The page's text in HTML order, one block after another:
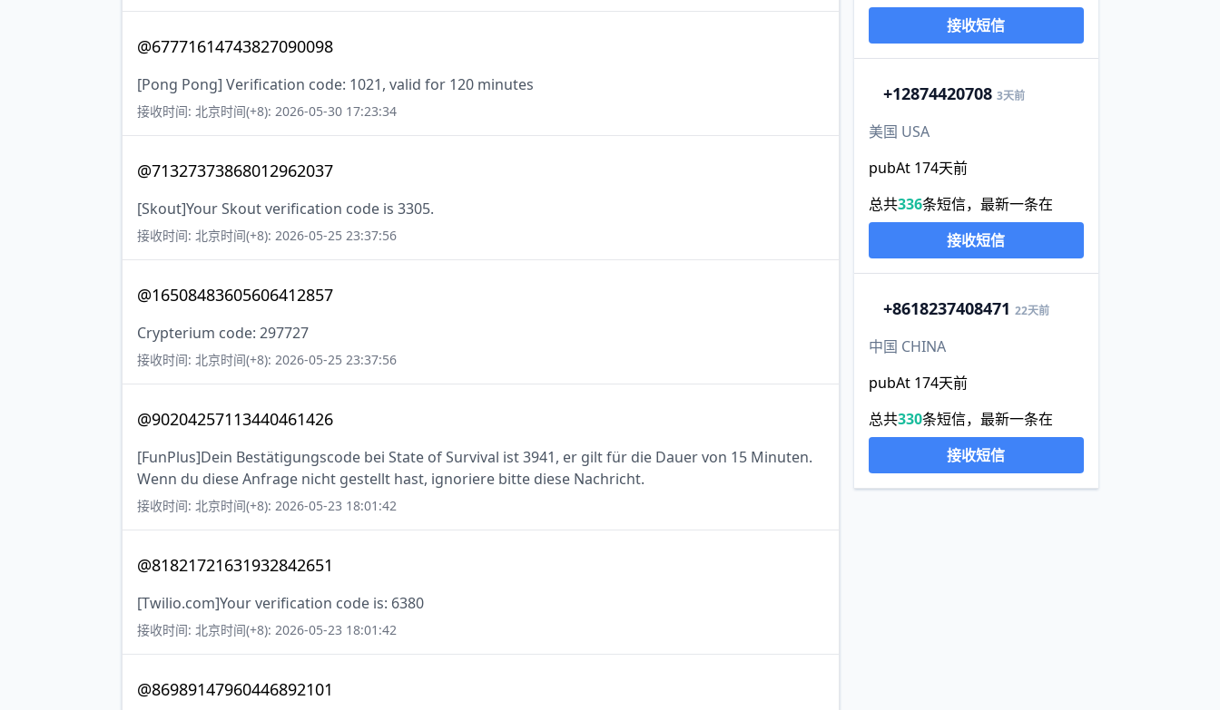
@67771614743827090098
[Pong Pong] Verification code: 1021, valid for 120 minutes
接收时间: 北京时间(+8): 2026-05-30 17:23:34
@71327373868012962037
[Skout]Your Skout verification code is 3305.
接收时间: 北京时间(+8): 2026-05-25 23:37:56
@16508483605606412857
Crypterium code: 297727
接收时间: 北京时间(+8): 2026-05-25 23:37:56
@90204257113440461426
[FunPlus]Dein Bestätigungscode bei State of Survival ist 3941, er gilt für die Dauer von 15 Minuten.
Wenn du diese Anfrage nicht gestellt hast, ignoriere bitte diese Nachricht.
接收时间: 北京时间(+8): 2026-05-23 18:01:42
@81821721631932842651
[Twilio.com]Your verification code is: 6380
接收时间: 北京时间(+8): 2026-05-23 18:01:42
@86989147960446892101
接收短信
+12874420708 3天前
美国 USA
pubAt 174天前
总共336条短信，最新一条在
接收短信
+8618237408471 22天前
中国 CHINA
pubAt 174天前
总共330条短信，最新一条在
接收短信